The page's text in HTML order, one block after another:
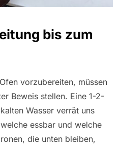
bis zum
vorzubereiten, müssen
Beweis stellen. Eine 1-2-
Wasser verrät uns
essbar und welche
die unten bleiben,